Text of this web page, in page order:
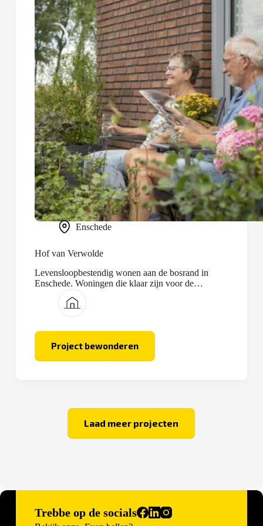
Enschede
Hof van Verwolde
Levensloopbestendig wonen aan de bosrand in
Enschede. Woningen die klaar zijn voor de
toekomst.
Project bewonderen
Hof
van
Laad meer projecten
Trebbe op de socials